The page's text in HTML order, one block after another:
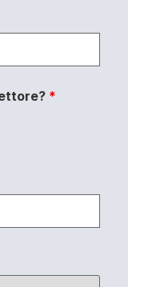
*